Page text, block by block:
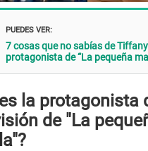
PUEDES VER:
7 cosas que no sabías de
protagonista de “La pequeña
la protagonista
de "La